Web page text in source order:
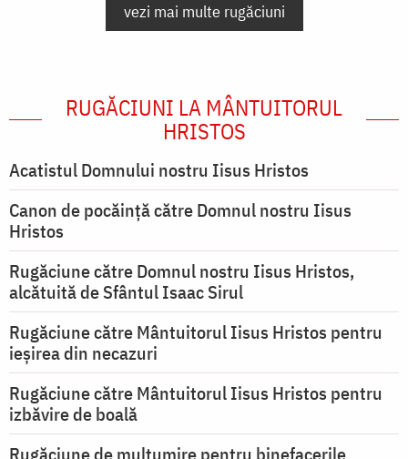
vezi mai multe rugăciuni
RUGĂCIUNI LA MÂNTUITORUL
HRISTOS
Acatistul Domnului nostru Iisus Hristos
Canon de pocăință către Domnul nostru Iisus
Hristos
Rugăciune către Domnul nostru Iisus Hristos,
alcătuită de Sfântul Isaac Sirul
Rugăciune către Mântuitorul Iisus Hristos pentru
ieşirea din necazuri
Rugăciune către Mântuitorul Iisus Hristos pentru
izbăvire de boală